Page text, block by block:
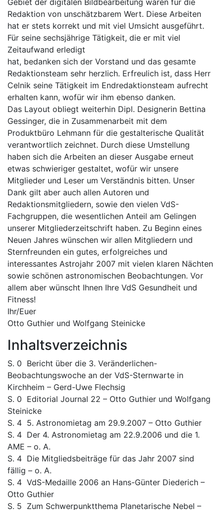
Gebiet der digitalen Bildbearbeitung waren für die
Redaktion von unschätzbarem Wert. Diese Arbeiten
hat er stets korrekt und mit viel Umsicht ausgeführt.
Für seine sechsjährige Tätigkeit, die er mit viel
Zeitaufwand erledigt
hat, bedanken sich der Vorstand und das gesamte
Redaktionsteam sehr herzlich. Erfreulich ist, dass Herr
Celnik seine Tätigkeit im Endredaktionsteam aufrecht
erhalten kann, wofür wir ihm ebenso danken.
Das Layout obliegt weiterhin Dipl. Designerin Bettina
Gessinger, die in Zusammenarbeit mit dem
Produktbüro Lehmann für die gestalterische Qualität
verantwortlich zeichnet. Durch diese Umstellung
haben sich die Arbeiten an dieser Ausgabe erneut
etwas schwieriger gestaltet, wofür wir unsere
Mitglieder und Leser um Verständnis bitten. Unser
Dank gilt aber auch allen Autoren und
Redaktionsmitgliedern, sowie den vielen VdS-
Fachgruppen, die wesentlichen Anteil am Gelingen
unserer Mitgliederzeitschrift haben. Zu Beginn eines
Neuen Jahres wünschen wir allen Mitgliedern und
Sternfreunden ein gutes, erfolgreiches und
interessantes Astrojahr 2007 mit vielen klaren Nächten
sowie schönen astronomischen Beobachtungen. Vor
allem aber wünscht Ihnen Ihre VdS Gesundheit und
Fitness!
Ihr/Euer
Otto Guthier und Wolfgang Steinicke
Inhaltsverzeichnis
S. 0 Bericht über die 3. Veränderlichen-
Beobachtungswoche an der VdS-Sternwarte in
Kirchheim – Gerd-Uwe Flechsig
S. 0 Editorial Journal 22 – Otto Guthier und Wolfgang
Steinicke
S. 4 5. Astronomietag am 29.9.2007 – Otto Guthier
S. 4 Der 4. Astronomietag am 22.9.2006 und die 1.
AME – o. A.
S. 4 Die Mitgliedsbeiträge für das Jahr 2007 sind
fällig – o. A.
S. 4 VdS-Medaille 2006 an Hans-Günter Diederich –
Otto Guthier
S. 5 Zum Schwerpunktthema Planetarische Nebel –